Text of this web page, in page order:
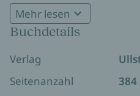
Entführer stellen
exekutieren nach und
Gewalt. Als Annika mit
Mann zu retten, entdeckt
Verbindung zu den
Ausgezeichnet mit dem
Mehr lesen
Buchdetails
Verlag
Seitenanzahl
384